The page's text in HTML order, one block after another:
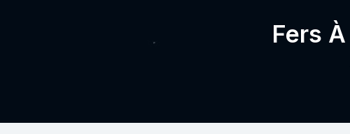
Fers